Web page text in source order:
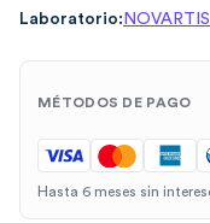
Laboratorio: NOVARTIS
MÉTODOS DE PAGO
Hasta 6 meses sin